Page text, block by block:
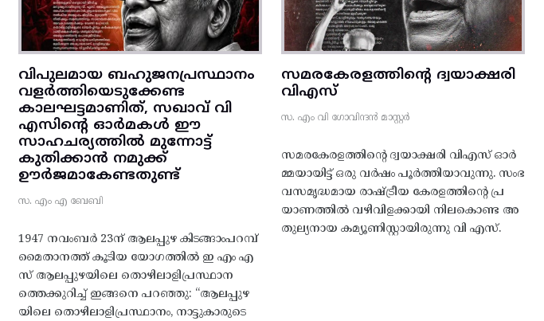
വിപുലമായ ബഹുജനപ്രസ്ഥാനം
വളർത്തിയെടുക്കേണ്ട
കാലഘട്ടമാണിത്, സഖാവ് വി
എസിന്റെ ഓർമകൾ ഈ
സാഹചര്യത്തിൽ മുന്നോട്ട്‌
കുതിക്കാൻ നമുക്ക്
ഊർജമാകേണ്ടതുണ്ട്
സ. എം എ ബേബി
1947 നവംബർ 23ന് ആലപ്പുഴ കിടങ്ങാംപറമ്പ്‌
മൈതാനത്ത്‌ കൂടിയ യോഗത്തിൽ ഇ എം എ
സ് ആലപ്പുഴയിലെ തൊഴിലാളിപ്രസ്ഥാന
ത്തെക്കുറിച്ച് ഇങ്ങനെ പറഞ്ഞു: “ആലപ്പുഴ
യിലെ തൊഴിലാളിപ്രസ്ഥാനം, നാട്ടുകാരുടെ
സമരകേരളത്തിൻ്റെ ദ്വയാക്ഷരി
വിഎസ്
സ. എം വി ഗോവിന്ദൻ മാസ്റ്റർ
സമരകേരളത്തിൻ്റെ ദ്വയാക്ഷരി വിഎസ് ഓർ
മ്മയായിട്ട് ഒരു വർഷം പൂർത്തിയാവുന്നു. സംഭ
വസമൃദ്ധമായ രാഷ്ട്രീയ കേരളത്തിന്റെ പ്ര
യാണത്തിൽ വഴിവിളക്കായി നിലകൊണ്ട അ
തുല്യനായ കമ്യൂണിസ്റ്റായിരുന്നു വി എസ്.